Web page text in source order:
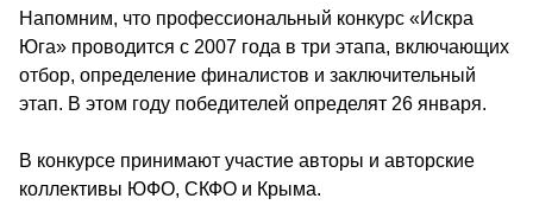
Напомним, что профессиональный конкурс «Искра
Юга» проводится с 2007 года в три этапа, включающих
отбор, определение финалистов и заключительный
этап. В этом году победителей определят 26 января.
В конкурсе принимают участие авторы и авторские
коллективы ЮФО, СКФО и Крыма.